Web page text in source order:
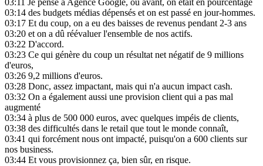
03:11 Je pense à Agence Google, où avant, on était en pourcentage
03:14 des budgets médias dépensés et on est passé en jour-hommes.
03:17 Et du coup, on a eu des baisses de revenus pendant 2-3 ans
03:20 et on a dû réévaluer l'ensemble de nos actifs.
03:22 D'accord.
03:23 Ce qui génère du coup un résultat net négatif de 9 millions
d'euros,
03:26 9,2 millions d'euros.
03:28 Donc, assez impactant, mais qui n'a aucun impact cash.
03:32 On a également aussi une provision client qui a pas mal
augmenté
03:34 à plus de 500 000 euros, avec quelques impéis de clients,
03:38 des difficultés dans le retail que tout le monde connaît,
03:41 qui forcément nous ont impacté, puisqu'on a 600 clients sur
nos business.
03:44 Et vous provisionnez ça, bien sûr, en risque.